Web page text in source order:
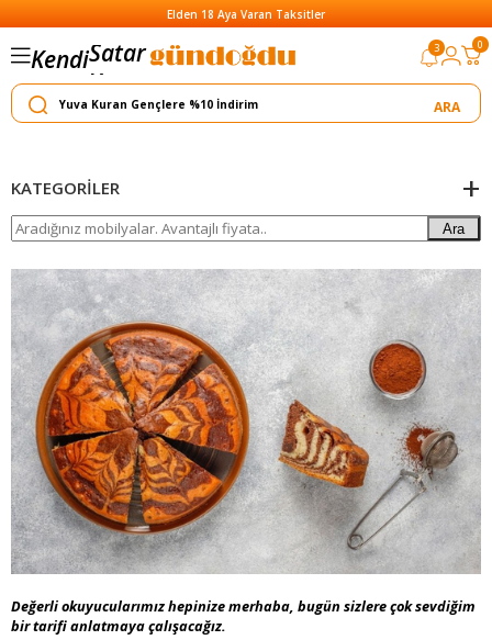
Elden 18 Aya Varan Taksitler
Kendi
Satar
Yapar
3 0
KATEGORILER
Ara
Değerli okuyucularımız hepinize merhaba, bugün sizlere çok sevdiğim
bir tarifi anlatmaya çalışacağız.